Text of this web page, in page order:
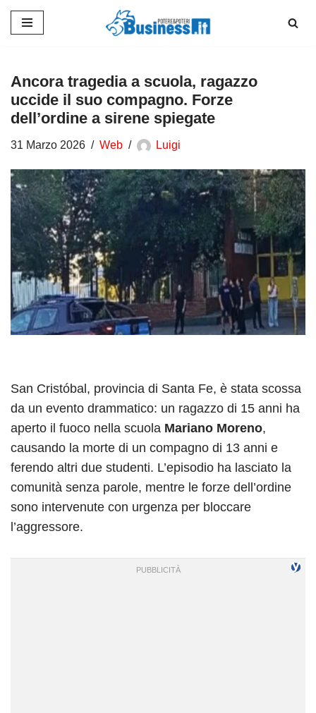
contenuto
Ancora tragedia a scuola, ragazzo
uccide il suo compagno. Forze
dell’ordine a sirene spiegate
31 Marzo 2026 Web Luigi
San Cristóbal, provincia di Santa Fe, è stata scossa
da un evento drammatico: un ragazzo di 15 anni ha
aperto il fuoco nella scuola Mariano Moreno,
causando la morte di un compagno di 13 anni e
ferendo altri due studenti. L’episodio ha lasciato la
comunità senza parole, mentre le forze dell’ordine
sono intervenute con urgenza per bloccare
l’aggressore.